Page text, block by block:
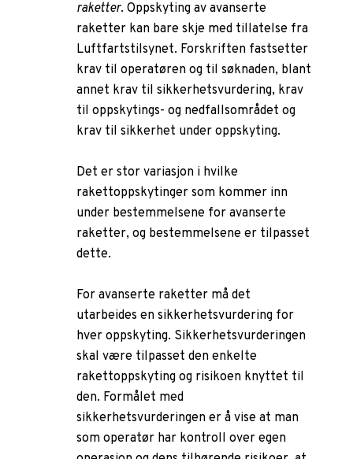
raketter. Oppskyting av avanserte
raketter kan bare skje med tillatelse fra
Luftfartstilsynet. Forskriften fastsetter
krav til operatøren og til søknaden, blant
annet krav til sikkerhetsvurdering, krav
til oppskytings- og nedfallsområdet og
krav til sikkerhet under oppskyting.
Det er stor variasjon i hvilke
rakettoppskytinger som kommer inn
under bestemmelsene for avanserte
raketter, og bestemmelsene er tilpasset
dette.
For avanserte raketter må det
utarbeides en sikkerhetsvurdering for
hver oppskyting. Sikkerhetsvurderingen
skal være tilpasset den enkelte
rakettoppskyting og risikoen knyttet til
den. Formålet med
sikkerhetsvurderingen er å vise at man
som operatør har kontroll over egen